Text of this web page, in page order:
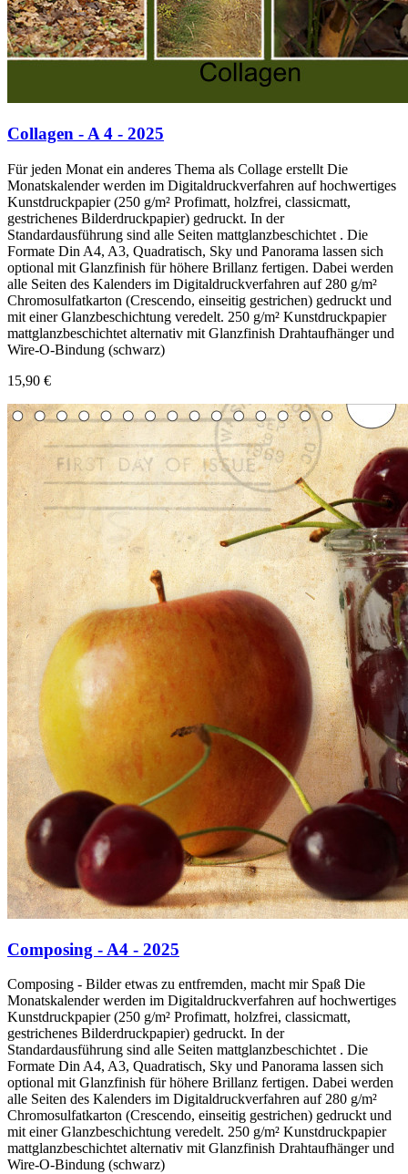
Collagen - A 4 - 2025
Für jeden Monat ein anderes Thema als Collage erstellt Die
Monatskalender werden im Digitaldruckverfahren auf hochwertiges
Kunstdruckpapier (250 g/m² Profimatt, holzfrei, classicmatt,
gestrichenes Bilderdruckpapier) gedruckt. In der
Standardausführung sind alle Seiten mattglanzbeschichtet . Die
Formate Din A4, A3, Quadratisch, Sky und Panorama lassen sich
optional mit Glanzfinish für höhere Brillanz fertigen. Dabei werden
alle Seiten des Kalenders im Digitaldruckverfahren auf 280 g/m²
Chromosulfatkarton (Crescendo, einseitig gestrichen) gedruckt und
mit einer Glanzbeschichtung veredelt. 250 g/m² Kunstdruckpapier
mattglanzbeschichtet alternativ mit Glanzfinish Drahtaufhänger und
Wire-O-Bindung (schwarz)
15,90 €
Composing - A4 - 2025
Composing - Bilder etwas zu entfremden, macht mir Spaß Die
Monatskalender werden im Digitaldruckverfahren auf hochwertiges
Kunstdruckpapier (250 g/m² Profimatt, holzfrei, classicmatt,
gestrichenes Bilderdruckpapier) gedruckt. In der
Standardausführung sind alle Seiten mattglanzbeschichtet . Die
Formate Din A4, A3, Quadratisch, Sky und Panorama lassen sich
optional mit Glanzfinish für höhere Brillanz fertigen. Dabei werden
alle Seiten des Kalenders im Digitaldruckverfahren auf 280 g/m²
Chromosulfatkarton (Crescendo, einseitig gestrichen) gedruckt und
mit einer Glanzbeschichtung veredelt. 250 g/m² Kunstdruckpapier
mattglanzbeschichtet alternativ mit Glanzfinish Drahtaufhänger und
Wire-O-Bindung (schwarz)